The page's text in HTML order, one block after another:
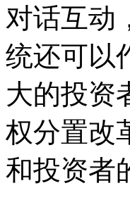
对话互动
统还可以
大的投资
权分置改
和投资者